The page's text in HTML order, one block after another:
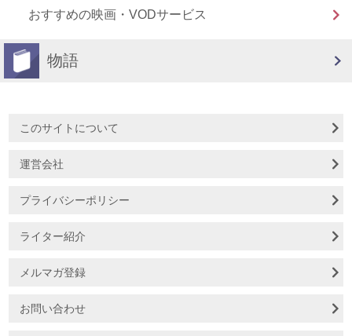
おすすめの映画・VODサービス
物語
このサイトについて
運営会社
プライバシーポリシー
ライター紹介
メルマガ登録
お問い合わせ